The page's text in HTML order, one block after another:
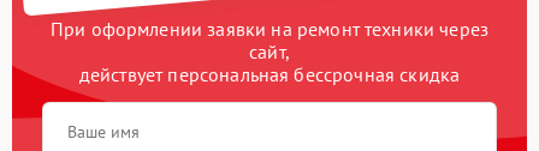
При оформлении заявки на ремонт техники через
сайт,
действует персональная бессрочная скидка